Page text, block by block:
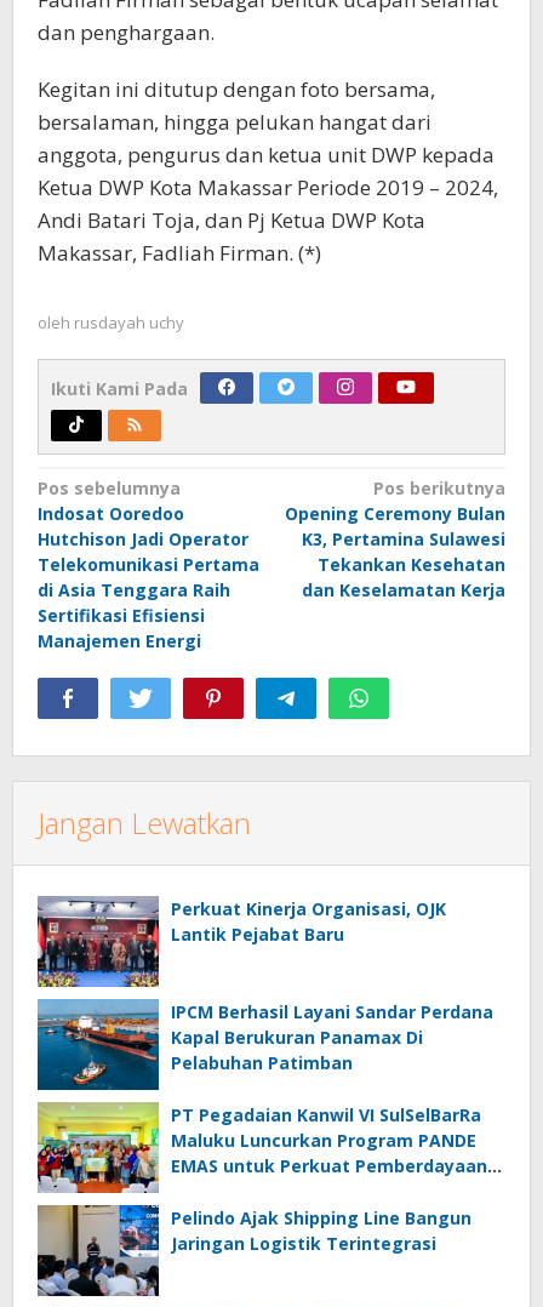
dan penghargaan.
Kegitan ini ditutup dengan foto bersama,
bersalaman, hingga pelukan hangat dari
anggota, pengurus dan ketua unit DWP kepada
Ketua DWP Kota Makassar Periode 2019 – 2024,
Andi Batari Toja, dan Pj Ketua DWP Kota
Makassar, Fadliah Firman. (*)
oleh rusdayah uchy
Ikuti Kami Pada
Navigasi
pos
Pos sebelumnya
Indosat Ooredoo
Hutchison Jadi Operator
Telekomunikasi Pertama
di Asia Tenggara Raih
Sertifikasi Efisiensi
Manajemen Energi
Pos berikutnya
Opening Ceremony Bulan
K3, Pertamina Sulawesi
Tekankan Kesehatan
dan Keselamatan Kerja
Jangan Lewatkan
Perkuat Kinerja Organisasi, OJK
Lantik Pejabat Baru
IPCM Berhasil Layani Sandar Perdana
Kapal Berukuran Panamax Di
Pelabuhan Patimban
PT Pegadaian Kanwil VI SulSelBarRa
Maluku Luncurkan Program PANDE
EMAS untuk Perkuat Pemberdayaan
Pelindo Ajak Shipping Line Bangun
Jaringan Logistik Terintegrasi